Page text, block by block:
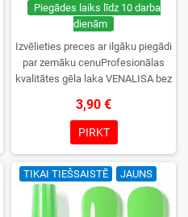
Piegādes laiks līdz 10 darba
dienām
Izvēlieties preces ar ilgāku piegādi
par zemāku cenuProfesionālas
kvalitātes gēla laka VENALISA bez
krāsu izvēle, lieliska sacietēšana
UV/LED lampās un ilgstoša
noturība. Katrs flakons iepakots
kastītē – pirmo reizi to atvērsiet
tikai jūs.
3,90 €
PIRKT
TIKAI TIEŠSAISTĒ JAUNS